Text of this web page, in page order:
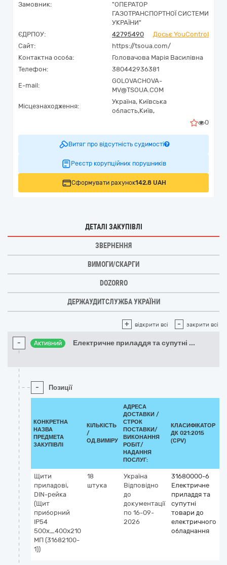
Замовник:
"ОПЕРАТОР
ГАЗОТРАНСПОРТНОЇ СИСТЕМИ
УКРАЇНИ"
ЄДРПОУ:
42795490
Досьє YouControl
Сайт:
https://tsoua.com/
Контактна особа:
Головачова Марія Василівна
Телефон:
380442936381
E-mail:
GOLOVACHOVA-
MV@TSOUA.COM
Місцезнаходження:
Україна, Київська
область,Київ,
0
Витяг про відсутність судимості
Реєстр корупційних порушників
Сформувати рахунок142.8 UAH
ДЕТАЛІ ЗАКУПІВЛІ
ЗВЕРНЕННЯ
ВИМОГИ/СКАРГИ
DOZORRO
ДЕРЖАУДИТСЛУЖБА УКРАЇНИ
+ відкрити всі - закрити всі
- Активний Електричне приладдя та супутні ...
- Позиції
КОНКРЕТНА
НАЗВА
ПРЕДМЕТА
ЗАКУПІВЛІ
КІЛЬКІСТЬ
/
ОД.ВИМІРУ
АДРЕСА
ДОСТАВКИ /
СТРОК
ПОСТАВКИ/
ВИКОНАННЯ
РОБІТ/
НАДАННЯ
ПОСЛУГ:
КЛАСИФІКАТОР
ДК 021:2015
(CPV)
Щити
приладові,
DIN-рейка
(Щит
приборний
IP54
500х_400х210
МП (31682100-
1))
18
штука
Україна
Відповідно
до
документації
по 16-09-
2026
31680000-6
Електричне
приладдя та
супутні
товари до
електричного
обладнання